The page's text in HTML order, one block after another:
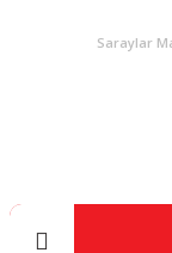
Saraylar